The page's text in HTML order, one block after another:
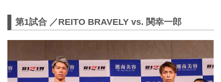
第1試合 ／REITO BRAVELY vs. 関幸一郎